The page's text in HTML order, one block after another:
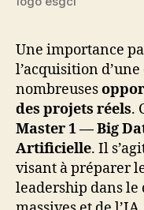
Une importance
l’acquisition d’une
nombreuses
des projets réels.
Master 1 — Big
Artificielle. Il
visant à préparer
leadership dans le